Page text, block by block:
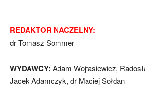
REDAKTOR NACZELNY:
dr Tomasz Sommer
WYDAWCY: Adam Wojtasiewicz,
Jacek Adamczyk, dr Maciej Sołdan